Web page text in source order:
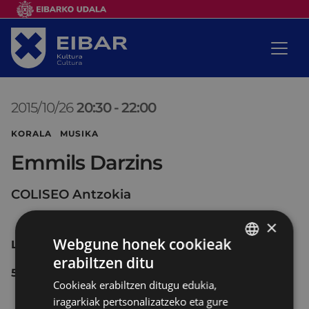
2015/10/26 20:30 -22:00
KORALA MUSIKA
Emmils Darzins
COLISEO Antzokia
LETONIA
5€
×
Webgune honek cookieak
erabiltzen ditu
Cookieak erabiltzen ditugu edukia,
iragarkiak pertsonalizatzeko eta gure